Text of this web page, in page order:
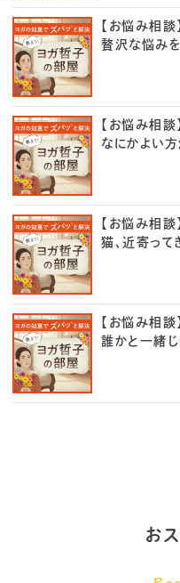
【お悩み相談
贅沢な悩みを
【お悩み相談
なにかよい方
【お悩み相談
猫、近寄って
【お悩み相談
誰かと一緒じ
お